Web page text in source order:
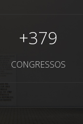
+379
CONGRESSOS